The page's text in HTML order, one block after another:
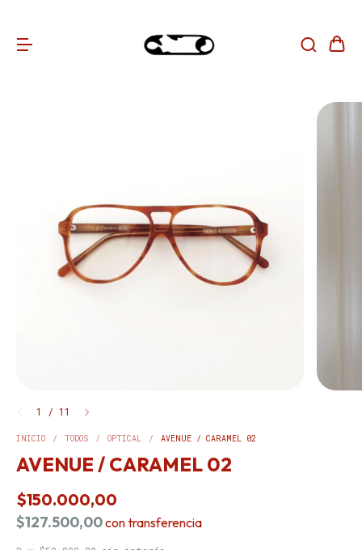
1 / 11
INICIO / TODOS / OPTICAL / AVENUE / CARAMEL 02
AVENUE / CARAMEL 02
$150.000,00
$127.500,00contransferencia